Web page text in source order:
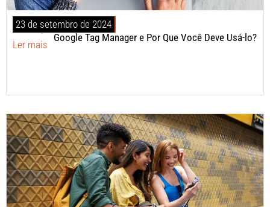
23 de setembro de 2024
O que é o Google Tag Manager e Por Que Você Deve Usá-lo?
Ler mais